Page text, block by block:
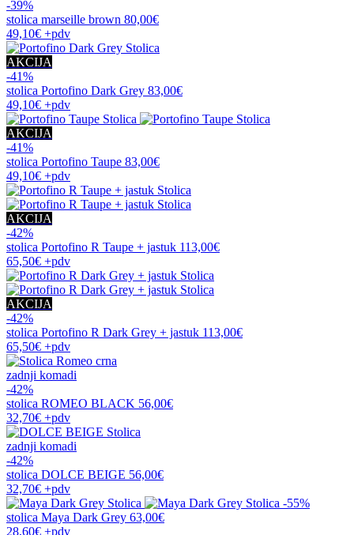
-39%
stolica marseille brown 80,00€
49,10€ +pdv
AKCIJA
-41%
stolica Portofino Dark Grey 83,00€
49,10€ +pdv
AKCIJA
-41%
stolica Portofino Taupe 83,00€
49,10€ +pdv
AKCIJA
-42%
stolica Portofino R Taupe + jastuk 113,00€
65,50€ +pdv
AKCIJA
-42%
stolica Portofino R Dark Grey + jastuk 113,00€
65,50€ +pdv
zadnji komadi
-42%
stolica ROMEO BLACK 56,00€
32,70€ +pdv
zadnji komadi
-42%
stolica DOLCE BEIGE 56,00€
32,70€ +pdv
-55%
stolica Maya Dark Grey 63,00€
28,60€ +pdv